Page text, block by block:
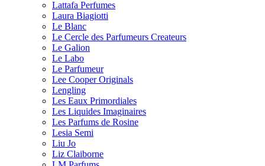
Lattafa Perfumes
Laura Biagiotti
Le Blanc
Le Cercle des Parfumeurs Createurs
Le Galion
Le Labo
Le Parfumeur
Lee Cooper Originals
Lengling
Les Eaux Primordiales
Les Liquides Imaginaires
Les Parfums de Rosine
Lesia Semi
Liu Jo
Liz Claiborne